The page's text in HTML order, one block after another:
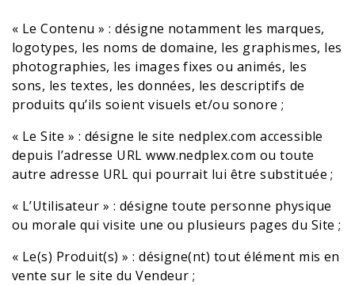
« Le Contenu » : désigne notamment les marques,
logotypes, les noms de domaine, les graphismes, les
photographies, les images fixes ou animés, les
sons, les textes, les données, les descriptifs de
produits qu’ils soient visuels et/ou sonore ;
« Le Site » : désigne le site nedplex.com accessible
depuis l’adresse URLwww.nedplex.com ou toute
autre adresse URL qui pourrait lui être substituée ;
« L’Utilisateur » : désigne toute personne physique
ou morale qui visite une ou plusieurs pages du Site ;
« Le(s) Produit(s) » : désigne(nt) tout élément mis en
vente sur le site du Vendeur ;